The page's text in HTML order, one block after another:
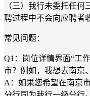
（三）我行未委托任
聘过程中不会向应聘者
常见问题：
Q1：岗位详情界面“工
市？例如，我想去南京
A：如果您希望在南京